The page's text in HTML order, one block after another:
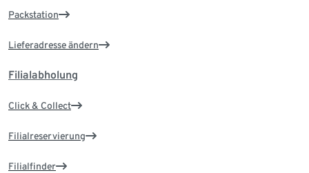
Packstation
Lieferadresse ändern
Filialabholung
Click & Collect
Filialreservierung
Filialfinder